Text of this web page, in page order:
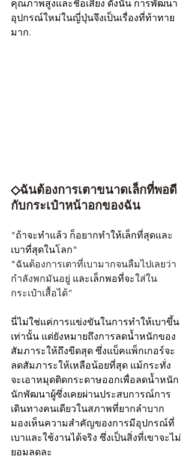
คุณภาพสูงและชื่อเสียง ดังนั้น การพัฒนา
อุปกรณ์ใหม่ในญี่ปุ่นจึงเป็นเรื่องที่ท้าทาย
มาก.
◇ฉันต้องการเตาขนาดเล็กที่พอดี
กับกระเป๋าหน้าอกของฉัน
"ถ้าจะทำแล้ว ก็อยากทำให้เล็กที่สุดและ
เบาที่สุดในโลก"
"ฉันต้องการเตาที่เบามากจนลืมไปเลยว่า
กำลังพกมันอยู่ และเล็กพอที่จะใส่ใน
กระเป๋าเสื้อได้”
นี่ไม่ใช่แค่การแข่งขันในการทำให้เบาขึ้น
เท่านั้น แต่ยังหมายถึงการลดน้ำหนักของ
สัมภาระให้ถึงขีดสุด ซึ่งแบ็คแพ็กเกอร์จะ
ลดสัมภาระให้เหลือน้อยที่สุด แม้กระทั่ง
จะเอาหมุดติดกระดาษออกเพื่อลดน้ำหนัก
นักพัฒนาผู้ซึ่งเคยผ่านประสบการณ์การ
เดินทางคนเดียวในสภาพที่ยากลำบาก
มองเห็นความสำคัญของการมีอุปกรณ์ที่
เบาและใช้งานได้จริง ซึ่งเป็นสิ่งที่เขาจะไม่
ยอมลดละ